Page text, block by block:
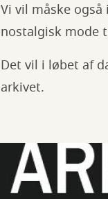
Vi vil måske
nostalgisk mode
Det vil i løbet af
arkivet.